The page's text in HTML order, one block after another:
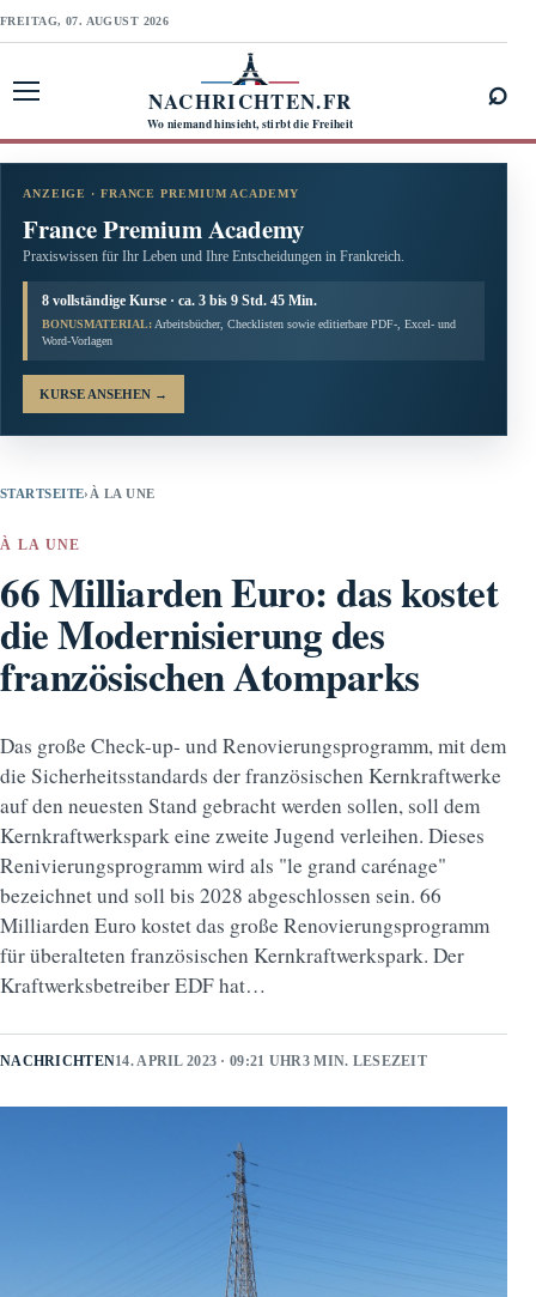
FREITAG, 07. AUGUST 2026
NACHRICHTEN.FR
Wo niemand hinsieht, stirbt die Freiheit
⌕
ANZEIGE · FRANCE PREMIUM ACADEMY
France Premium Academy
Praxiswissen für Ihr Leben und Ihre Entscheidungen in Frankreich.
8 vollständige Kurse · ca. 3 bis 9 Std. 45 Min.
BONUSMATERIAL: Arbeitsbücher, Checklisten sowie editierbare PDF-, Excel- und
Word-Vorlagen
KURSE ANSEHEN →
STARTSEITE› À LA UNE
À LA UNE
66 Milliarden Euro: das kostet
die Modernisierung des
französischen Atomparks
Das große Check-up- und Renovierungsprogramm, mit dem
die Sicherheitsstandards der französischen Kernkraftwerke
auf den neuesten Stand gebracht werden sollen, soll dem
Kernkraftwerkspark eine zweite Jugend verleihen. Dieses
Renivierungsprogramm wird als "le grand carénage"
bezeichnet und soll bis 2028 abgeschlossen sein. 66
Milliarden Euro kostet das große Renovierungsprogramm
für überalteten französischen Kernkraftwerkspark. Der
Kraftwerksbetreiber EDF hat…
NACHRICHTEN14. APRIL 2023 · 09:21 UHR3 MIN. LESEZEIT